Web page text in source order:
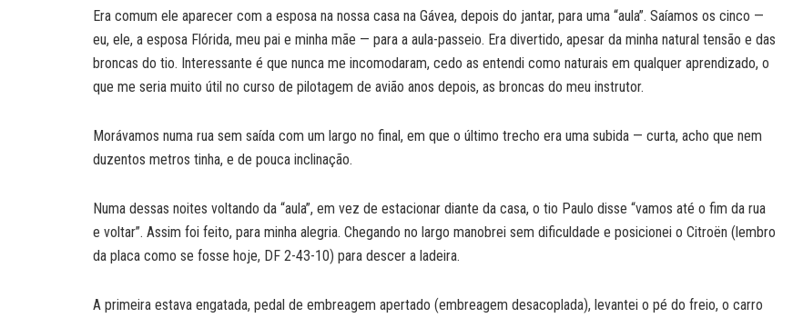
Era comum ele aparecer com a esposa na nossa casa na Gávea, depois do jantar, para uma “aula”. Saíamos os cinco —
eu, ele, a esposa Flórida, meu pai e minha mãe — para a aula-passeio. Era divertido, apesar da minha natural tensão e das
broncas do tio. Interessante é que nunca me incomodaram, cedo as entendi como naturais em qualquer aprendizado, o
que me seria muito útil no curso de pilotagem de avião anos depois, as broncas do meu instrutor.
Morávamos numa rua sem saída com um largo no final, em que o último trecho era uma subida — curta, acho que nem
duzentos metros tinha, e de pouca inclinação.
Numa dessas noites voltando da “aula”, em vez de estacionar diante da casa, o tio Paulo disse “vamos até o fim da rua
e voltar”. Assim foi feito, para minha alegria. Chegando no largo manobrei sem dificuldade e posicionei o Citroën (lembro
da placa como se fosse hoje, DF 2-43-10) para descer a ladeira.
A primeira estava engatada, pedal de embreagem apertado (embreagem desacoplada), levantei o pé do freio, o carro